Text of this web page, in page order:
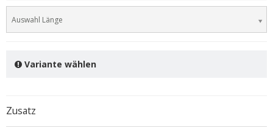
Auswahl Länge
Variante wählen
Zusatz